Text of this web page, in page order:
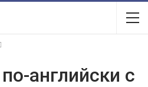
английски с